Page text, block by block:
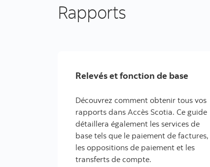
Rapports
Relevés et fonction de base
Découvrez comment obtenir tous vos
rapports dans Accès Scotia. Ce guide
détaillera également les services de
base tels que le paiement de factures,
les oppositions de paiement et les
transferts de compte.